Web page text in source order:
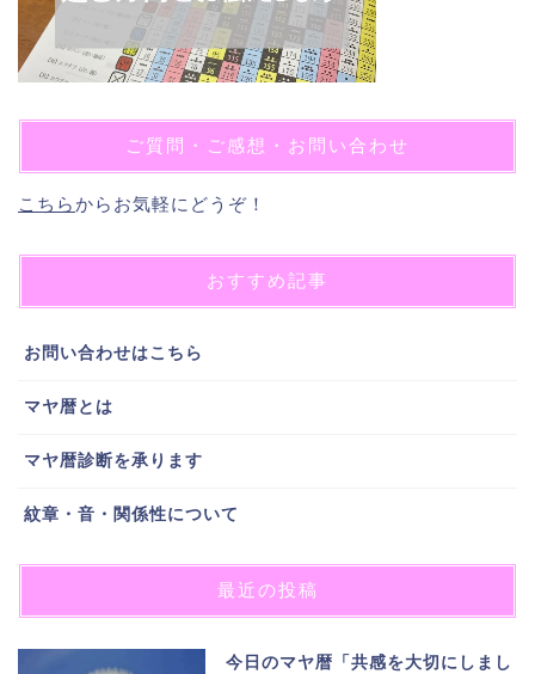
ご質問・ご感想・お問い合わせ
こちらからお気軽にどうぞ！
おすすめ記事
お問い合わせはこちら
マヤ暦とは
マヤ暦診断を承ります
紋章・音・関係性について
最近の投稿
今日のマヤ暦「共感を大切にしまし